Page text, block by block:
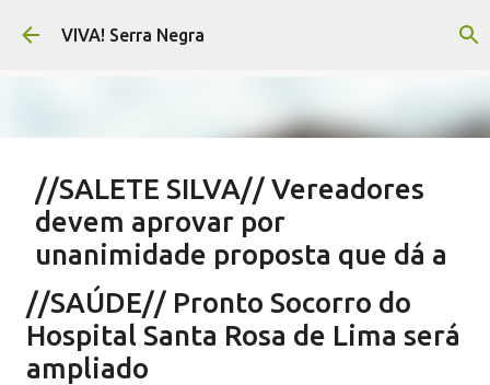
Pular para o conteúdo principal
VIVA! Serra Negra
//SALETE SILVA// Vereadores
devem aprovar por
unanimidade proposta que dá a
eles parte do Orçamento
em agosto 05, 2026 EMENDAS IMPOSITIVAS SERRA NEGRA
NOTÍCIAS SERRA NEGRA
//SAÚDE// Pronto Socorro do
Hospital Santa Rosa de Lima será
ampliado